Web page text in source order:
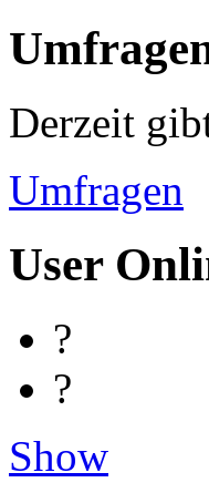
Derzeit
Umfragen
User
?
?
Show